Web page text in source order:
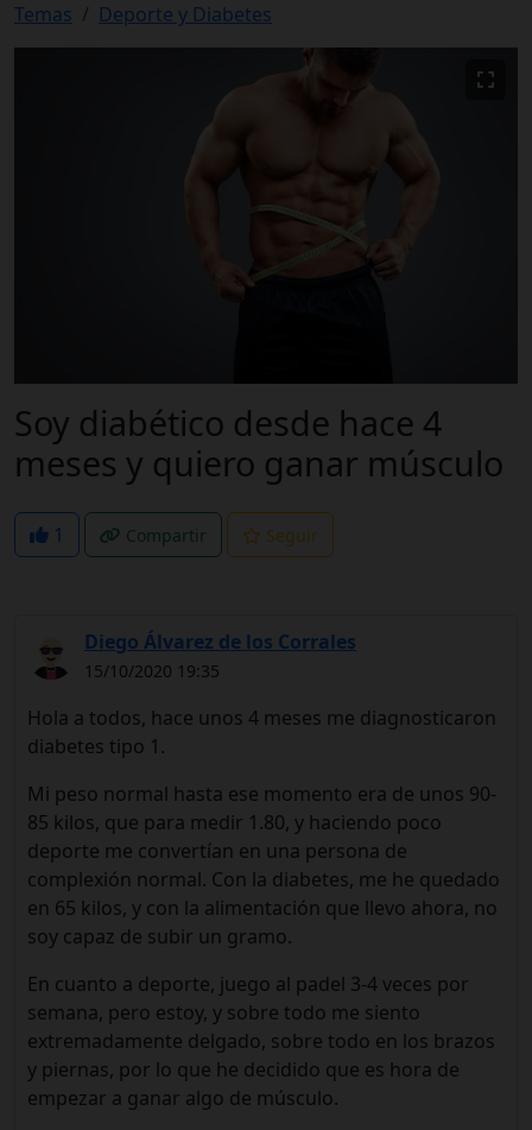
Temas Deporte y Diabetes
Soy diabético desde hace 4
meses y quiero ganar músculo
1 Compartir Seguir
Diego Álvarez de los Corrales
15/10/2020 19:35
Hola a todos, hace unos 4 meses me diagnosticaron
diabetes tipo 1.
Mi peso normal hasta ese momento era de unos 90-
85 kilos, que para medir 1.80, y haciendo poco
deporte me convertían en una persona de
complexión normal. Con la diabetes, me he quedado
en 65 kilos, y con la alimentación que llevo ahora, no
soy capaz de subir un gramo.
En cuanto a deporte, juego al padel 3-4 veces por
semana, pero estoy, y sobre todo me siento
extremadamente delgado, sobre todo en los brazos
y piernas, por lo que he decidido que es hora de
empezar a ganar algo de músculo.